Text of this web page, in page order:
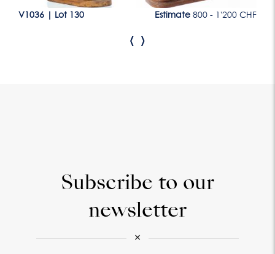
V1036 Lot 130 Estimate 800 - 1'200 CHF
‹ ›
Subscribe to our
newsletter
×